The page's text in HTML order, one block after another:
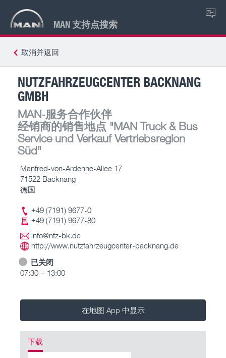
MAN 支持点搜索
ZH
取消并返回
NUTZFAHRZEUGCENTER BACKNANG
GMBH
MAN-服务合作伙伴
经销商的销售地点 "MAN Truck & Bus
Service und Verkauf Vertriebsregion
Süd"
Manfred-von-Ardenne-Allee 17
71522 Backnang
德国
+49 (7191) 9677-0
+49 (7191) 9677-80
info@nfz-bk.de
http://www.nutzfahrzeugcenter-backnang.de
已关闭
07:30 – 13:00
在地图 App 中显示
下载